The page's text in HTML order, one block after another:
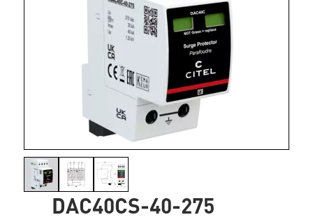
DAC40CS-40-275